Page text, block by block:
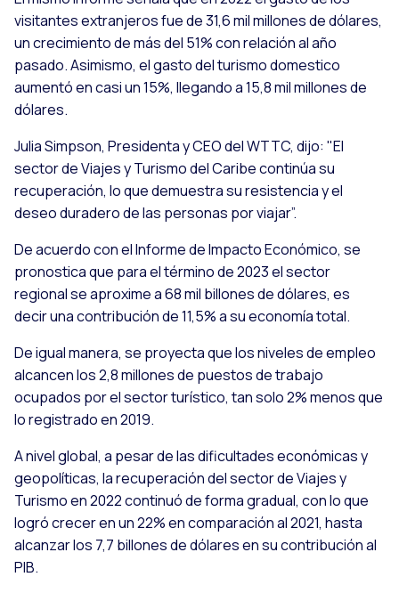
visitantes extranjeros fue de 31,6 mil millones de dólares,
un crecimiento de más del 51% con relación al año
pasado. Asimismo, el gasto del turismo domestico
aumentó en casi un 15%, llegando a 15,8 mil millones de
dólares.
Julia Simpson, Presidenta y CEO del WTTC, dijo: "El
sector de Viajes y Turismo del Caribe continúa su
recuperación, lo que demuestra su resistencia y el
deseo duradero de las personas por viajar”.
De acuerdo con el Informe de Impacto Económico, se
pronostica que para el término de 2023 el sector
regional se aproxime a 68 mil billones de dólares, es
decir una contribución de 11,5% a su economía total.
De igual manera, se proyecta que los niveles de empleo
alcancen los 2,8 millones de puestos de trabajo
ocupados por el sector turístico, tan solo 2% menos que
lo registrado en 2019.
A nivel global, a pesar de las dificultades económicas y
geopolíticas, la recuperación del sector de Viajes y
Turismo en 2022 continuó de forma gradual, con lo que
logró crecer en un 22% en comparación al 2021, hasta
alcanzar los 7,7 billones de dólares en su contribución al
PIB.